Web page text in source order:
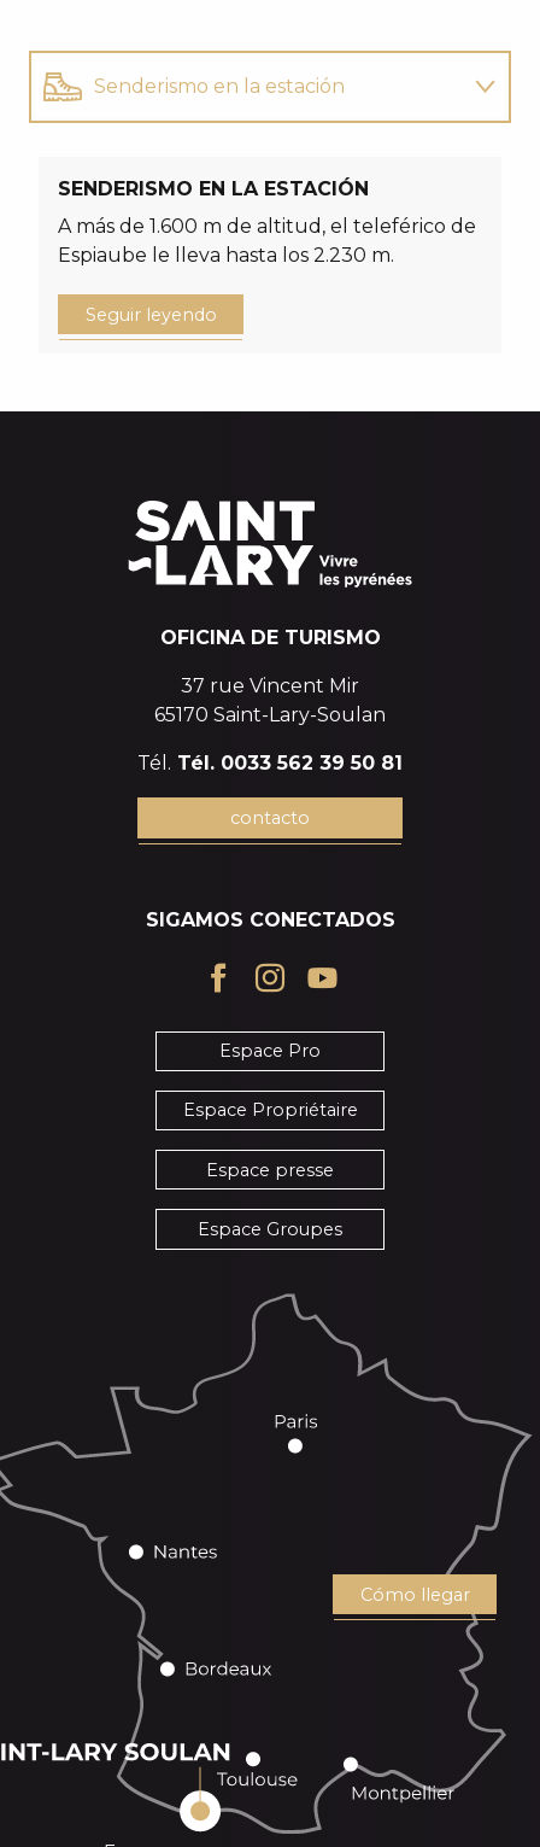
Senderismo en la estación
SENDERISMO EN LA ESTACIÓN
A más de 1.600 m de altitud, el teleférico de
Espiaube le lleva hasta los 2.230 m.
Seguir leyendo
OFICINA DE TURISMO
37 rue Vincent Mir
65170 Saint-Lary-Soulan
Tél. Tél. 0033 562 39 50 81
contacto
SIGAMOS CONECTADOS
Espace Pro
Espace Propriétaire
Espace presse
Espace Groupes
Cómo llegar